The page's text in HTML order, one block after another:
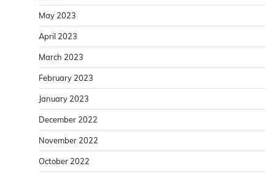
May 2023
April 2023
March 2023
February 2023
January 2023
December 2022
November 2022
October 2022